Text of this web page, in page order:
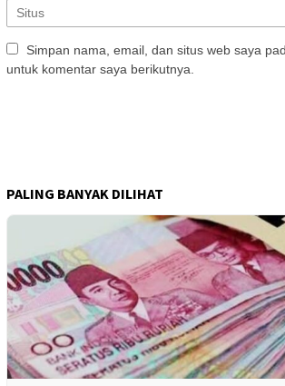
Simpan nama, email, dan situs web saya
untuk komentar saya berikutnya.
PALING BANYAK DILIHAT